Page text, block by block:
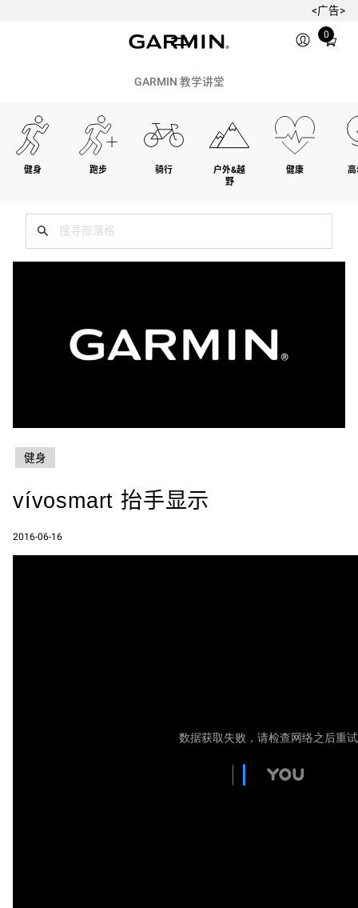
<广告>
0
Total
items
GARMIN 教学讲堂
健身 跑步 骑行
户外&越
野
健康 高
健身
vívosmart 抬手显示
2016-06-16